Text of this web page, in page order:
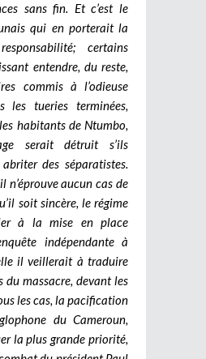
sans fin. Et c’est le
qui en porterait la
certains
entendre, du reste,
commis à l’odieuse
les tueries terminées,
habitants de Ntumbo,
serait détruit s’ils
des séparatistes.
n’éprouve aucun cas de
soit sincère, le régime
à la mise en place
indépendante à
il veillerait à traduire
du massacre, devant les
les cas, la pacification
du Cameroun,
la plus grande priorité,